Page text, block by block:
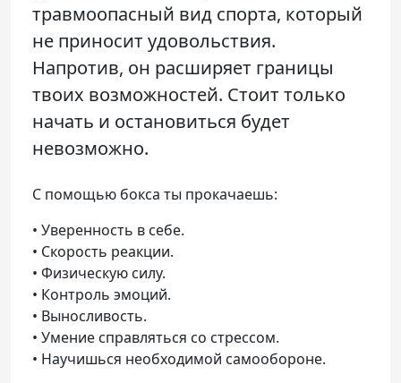
травмоопасный вид спорта, который
не приносит удовольствия.
Напротив, он расширяет границы
твоих возможностей. Стоит только
начать и остановиться будет
невозможно.
С помощью бокса ты прокачаешь:
• Уверенность в себе.
• Скорость реакции.
• Физическую силу.
• Контроль эмоций.
• Выносливость.
• Умение справляться со стрессом.
• Научишься необходимой самообороне.